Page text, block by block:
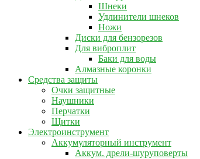
Шнеки
Удлинители шнеков
Ножи
Диски для бензорезов
Для виброплит
Баки для воды
Алмазные коронки
Средства защиты
Очки защитные
Наушники
Перчатки
Щитки
Электроинструмент
Аккумуляторный инструмент
Аккум. дрели-шуруповерты